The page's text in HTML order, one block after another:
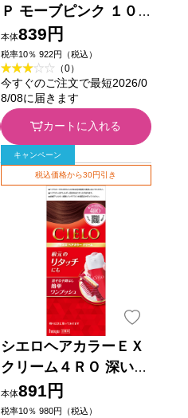
Ｐ モーブピンク １０
８ｍＬ 花王 (医薬部外
品)
本体839円
税率10％ 922円（税込）
（0）
今すぐのご注文で最短2026/0
8/08に届きます
カートに入れる
キャンペーン
税込価格から30円引き
シエロヘアカラーＥＸ
クリーム４ＲＯ 深いロ
ーズブラウン ホーユー
(医薬部外品)
本体891円
税率10％ 980円（税込）